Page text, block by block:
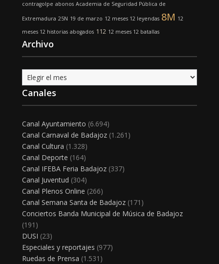
contragolpe abonos Academia de Seguridad Pública de
Extremadura 25N 19 de marzo 12 meses 12 leyendas 8M 12
meses 12 historias abogados 112 12 meses 12 batallas
Archivo
Archivo
Canales
Canal Ayuntamiento (6.694)
Canal Carnaval de Badajoz(1.261)
Canal Cultura (1.328)
Canal Deporte (164)
Canal IFEBA Feria Badajoz(337)
Canal Juventud (304)
Canal Plenos Online (266)
Canal Semana Santa de Badajoz(171)
Conciertos Banda Municipal de Música de Badajoz
(191)
DUSI (23)
Especiales y reportajes (977)
Ruedas de Prensa (1.531)